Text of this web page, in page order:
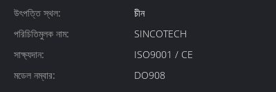
উৎপত্তি স্থল:
চীন
পরিচিতিমুলক নাম:
SINCOTECH
সাক্ষ্যদান:
ISO9001 / CE
মডেল নম্বার:
DO908